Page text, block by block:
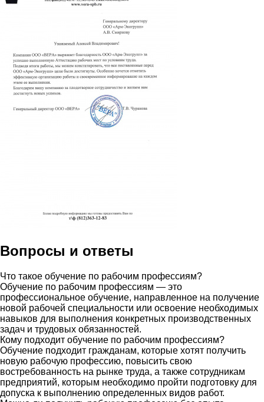
Вопросы и ответы
Что такое обучение по рабочим профессиям?
Обучение по рабочим профессиям — это
профессиональное обучение, направленное на получение
новой рабочей специальности или освоение необходимых
навыков для выполнения конкретных производственных
задач и трудовых обязанностей.
Кому подходит обучение по рабочим профессиям?
Обучение подходит гражданам, которые хотят получить
новую рабочую профессию, повысить свою
востребованность на рынке труда, а также сотрудникам
предприятий, которым необходимо пройти подготовку для
допуска к выполнению определенных видов работ.